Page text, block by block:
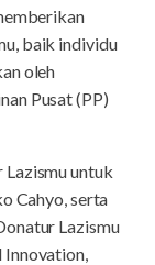
baik individu
oleh
Pusat (PP)
untuk
Cahyo, serta
Lazismu
Innovation,